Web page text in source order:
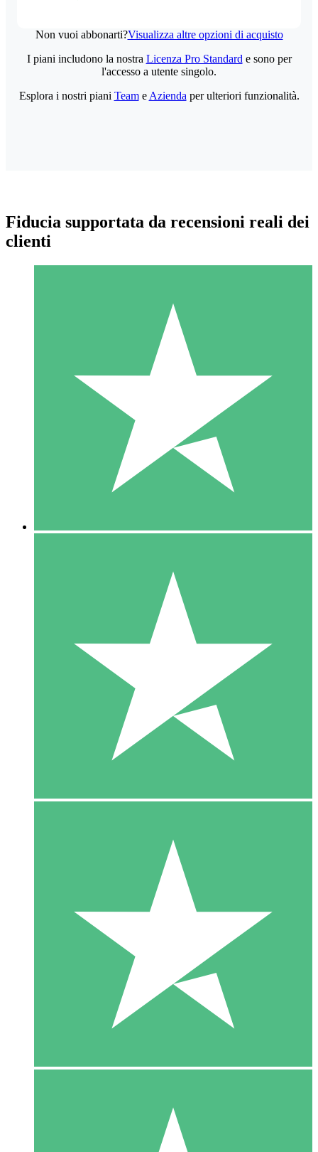
Non vuoi abbonarti?Visualizza altre opzioni di acquisto
Pacchetti di Crediti Individuali
Paga a consumo con crediti di download. Nessun impegno
1 Download
10
US$1500
10 Download
20
I piani includono la nostra Licenza Pro Standard e sono per
l'accesso a utente singolo.
Esplora i nostri piani Teame Azienda per ulteriori funzionalità.
Fiducia supportata da recensioni reali dei
clienti